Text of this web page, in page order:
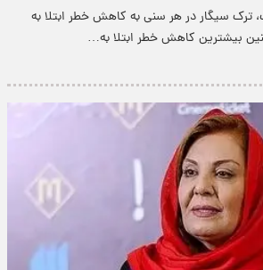
سیگار در هر سنی به کاهش خطر ابتلا به
بیشترین کاهش خطر ابتلا به…